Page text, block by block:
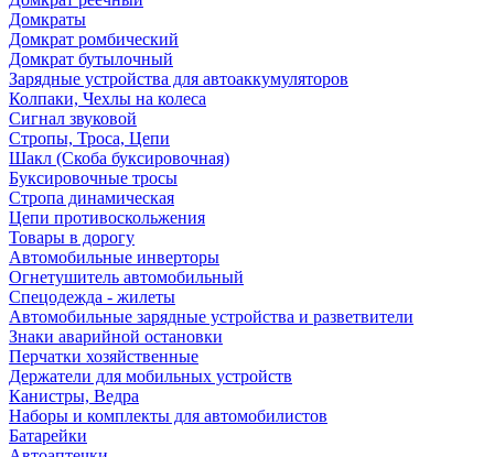
Домкраты
Домкрат ромбический
Домкрат бутылочный
Зарядные устройства для автоаккумуляторов
Колпаки, Чехлы на колеса
Сигнал звуковой
Стропы, Троса, Цепи
Шакл (Скоба буксировочная)
Буксировочные тросы
Стропа динамическая
Цепи противоскольжения
Товары в дорогу
Автомобильные инверторы
Огнетушитель автомобильный
Спецодежда - жилеты
Автомобильные зарядные устройства и разветвители
Знаки аварийной остановки
Перчатки хозяйственные
Держатели для мобильных устройств
Канистры, Ведра
Наборы и комплекты для автомобилистов
Батарейки